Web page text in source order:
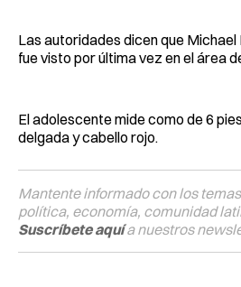
Las autoridades dicen que Michael
fue visto por última vez en el área
El adolescente mide como de 6
delgada y cabello rojo.
Mantente informado con los
política, economía, comunidad
Suscríbete aquía nuestros